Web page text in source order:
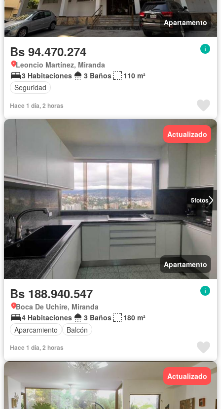
Apartamento
Bs 94.470.274
Leoncio Martínez, Miranda
3 Habitaciones
3 Baños
110 m²
Seguridad
Hace 1 día, 2 horas
5fotos
Actualizado
Apartamento
Bs 188.940.547
Boca De Uchire, Miranda
4 Habitaciones
3 Baños
180 m²
Aparcamiento
Balcón
Hace 1 día, 2 horas
Actualizado